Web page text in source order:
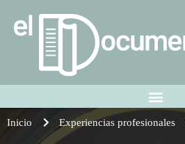
Inicio Experiencias profesionales